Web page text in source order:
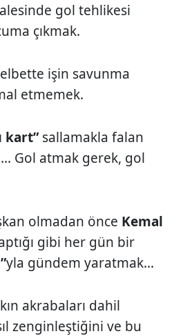
gol tehlikesi
çıkmak.
işin savunma
etmemek.
kart”sallamakla falan
Gol atmak gerek, gol
olmadan önce Kemal
gibi her gün bir
yla gündem yaratmak...
akrabaları dahil
zenginleştiğini ve bu